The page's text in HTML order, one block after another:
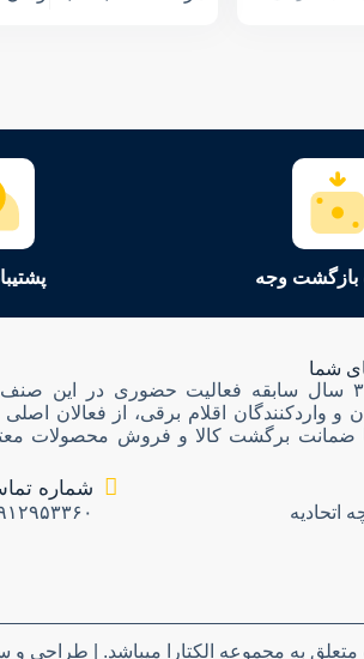
بازگشت وجه
شما
فروشگاه الکتارا با ۳۰ سال سابقه فعالیت حضوری در این
و واردکنندگان اقلام برقی، از فعالان اصلی
ضمانت برگشت کالا و فروش محصولات
اتحادیه
شماره
به مجموعه الکتارا میباشد. | طراحی و